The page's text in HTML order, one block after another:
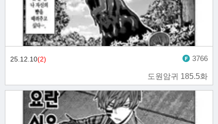
도원암귀 185.5화
25.12.10(2) 3766